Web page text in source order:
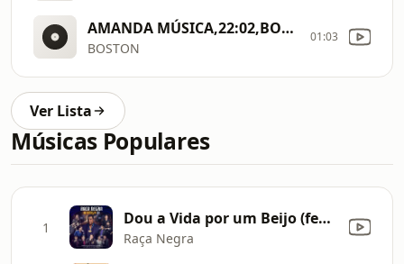
AMANDA MÚSICA,22:02,BOSTON,AMANDA,247632,
BOSTON
01:03
Ver Lista
Músicas Populares
1 Dou a Vida por um Beijo (feat. Zezé Di Camargo & Luciano) [Ao Vivo]
Raça Negra